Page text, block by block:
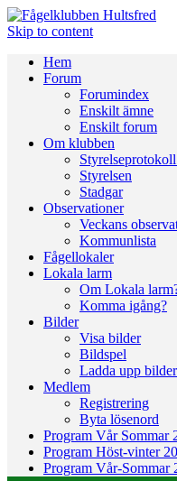
Skip to content
Hem
Forum
Forumindex
Enskilt ämne
Enskilt forum
Om klubben
Styrelsen
Stadgar
Observationer
Veckans
Kommunlista
Fågellokaler
Lokala larm
Om Lokala
Komma igång?
Bilder
Visa bilder
Bildspel
Ladda upp bilder
Medlem
Registrering
Byta lösenord
Program Vår Sommar
Program Höst-vinter
Program Vår-Sommar